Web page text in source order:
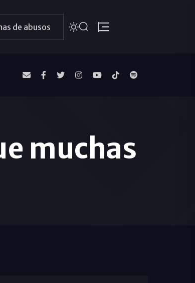
de abusos
muchas